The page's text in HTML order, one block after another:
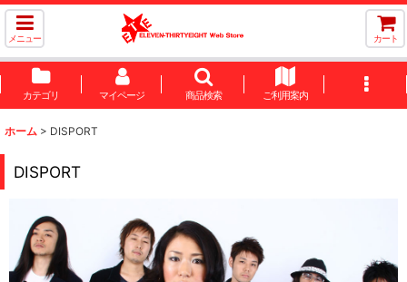
メニュー カート
カテゴリ マイページ 商品検索 ご利用案内
ホーム > DISPORT
DISPORT